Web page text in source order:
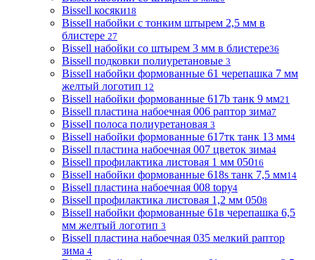
Bissell косяки18
Bissell набойки с тонким штырем 2,5 мм в
блистере 27
Bissell набойки со штырем 3 мм в блистере36
Bissell подковки полиуретановые 3
Bissell набойки формованные 61 черепашка 7 мм
желтый логотип 12
Bissell набойки формованные 617b танк 9 мм21
Bissell пластина набоечная 006 раптор зима7
Bissell полоса полиуретановая 3
Bissell набойки формованные 617тк танк 13 мм4
Bissell пластина набоечная 007 цветок зима4
Bissell профилактика листовая 1 мм 05016
Bissell набойки формованные 618s танк 7,5 мм14
Bissell пластина набоечная 008 topy4
Bissell профилактика листовая 1,2 мм 0508
Bissell набойки формованные 61в черепашка 6,5
мм желтый логотип 3
Bissell пластина набоечная 035 мелкий раптор
зима 4